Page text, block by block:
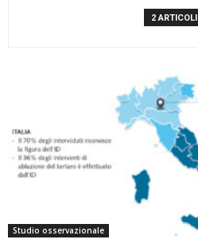
2 ARTICOLI
Studio osservazionale